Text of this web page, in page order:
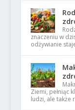
znaczeniu w
odżywianie
Ziemi, pełniąc
ludzi, ale także